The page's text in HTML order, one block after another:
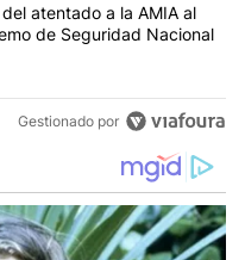
"Irán nombró al ideólogo
atentado a la AMIA al
de Seguridad Nacional
Gestionado por